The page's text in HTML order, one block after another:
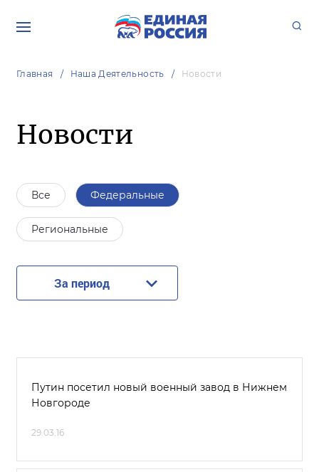
Главная Наша Деятельность Новости
Новости
Все Федеральные
Региональные
За период
Путин посетил новый военный завод в Нижнем
Новгороде
29.03.16